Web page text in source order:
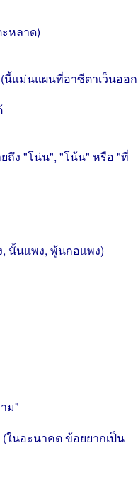
หลาด)
แม่นแผนที่อาซีตาเว็นออก
ถึง "โน่น", "โน้น" หรือ "ที่
นั้นแพง, พู้นกอแพง)
ม"
นอะนาคต ข้อยยากเป็น